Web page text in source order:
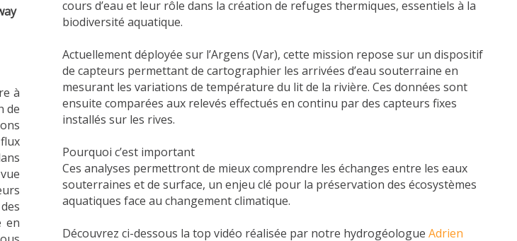
à
de
en
cours d’eau et leur rôle dans la création de refuges thermiques, essentiels à la
biodiversité aquatique.
Actuellement déployée sur l’Argens (Var), cette mission repose sur un dispositif
de capteurs permettant de cartographier les arrivées d’eau souterraine en
mesurant les variations de température du lit de la rivière. Ces données sont
ensuite comparées aux relevés effectués en continu par des capteurs fixes
installés sur les rives.
Pourquoi c’est important
Ces analyses permettront de mieux comprendre les échanges entre les eaux
souterraines et de surface, un enjeu clé pour la préservation des écosystèmes
aquatiques face au changement climatique.
Découvrez ci-dessous la top vidéo réalisée par notre hydrogéologue Adrien